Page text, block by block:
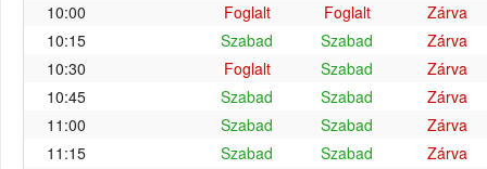
10:00
Foglalt Foglalt
Zárva
10:15
Szabad Szabad
Zárva
10:30
Foglalt Szabad
Zárva
10:45
Szabad Szabad
Zárva
11:00
Szabad Szabad
Zárva
11:15
Szabad Szabad
Zárva